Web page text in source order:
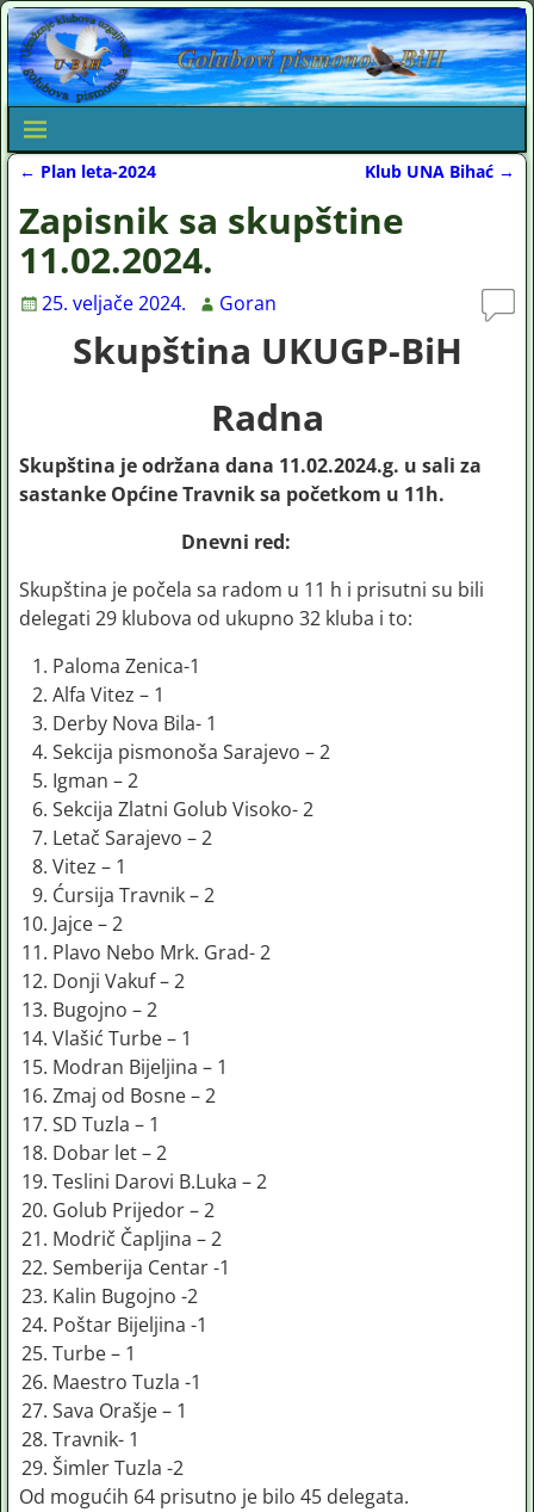
← Plan leta-2024 Klub UNA Bihać →
Zapisnik sa skupštine
11.02.2024.
25. veljače 2024. Goran
Skupština UKUGP-BiH
Radna
Skupština je održana dana 11.02.2024.g. u sali za
sastanke Općine Travnik sa početkom u 11h.
Dnevni red:
Skupština je počela sa radom u 11 h i prisutni su bili
delegati 29 klubova od ukupno 32 kluba i to:
Paloma Zenica-1
Alfa Vitez – 1
Derby Nova Bila- 1
Sekcija pismonoša Sarajevo – 2
Igman – 2
Sekcija Zlatni Golub Visoko- 2
Letač Sarajevo – 2
Vitez – 1
Ćursija Travnik – 2
Jajce – 2
Plavo Nebo Mrk. Grad- 2
Donji Vakuf – 2
Bugojno – 2
Vlašić Turbe – 1
Modran Bijeljina – 1
Zmaj od Bosne – 2
SD Tuzla – 1
Dobar let – 2
Teslini Darovi B.Luka – 2
Golub Prijedor – 2
Modrič Čapljina – 2
Semberija Centar -1
Kalin Bugojno -2
Poštar Bijeljina -1
Turbe – 1
Maestro Tuzla -1
Sava Orašje – 1
Travnik- 1
Šimler Tuzla -2
Od mogućih 64 prisutno je bilo 45 delegata.